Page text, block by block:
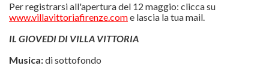
Per registrarsi all'apertura del 12 maggio: clicca su
www.villavittoriafirenze.come lascia la tua mail.
IL GIOVEDI DI VILLA VITTORIA
Musica:di sottofondo